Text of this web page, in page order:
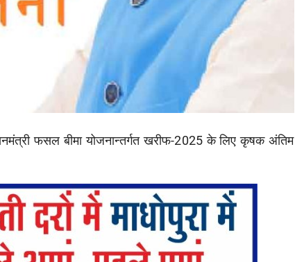
फसल बीमा योजनान्तर्गत खरीफ-2025 के लिए कृषक अंतिम